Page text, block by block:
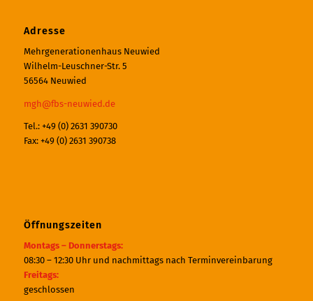
Adresse
Mehrgenerationenhaus Neuwied
Wilhelm-Leuschner-Str. 5
56564 Neuwied
mgh@fbs-neuwied.de
Tel.: +49 (0) 2631 390730
Fax: +49 (0) 2631 390738
Öffnungszeiten
Montags – Donnerstags:
08:30 – 12:30 Uhr und nachmittags nach Terminvereinbarung
Freitags:
geschlossen